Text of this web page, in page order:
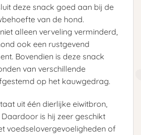
deze snack goed aan bij de
van de hond.
alleen verveling verminderd,
ook een rustgevend
Bovendien is deze snack
van verschillende
op het kauwgedrag.
uit één dierlijke eiwitbron,
is hij zeer geschikt
voedselovergevoeligheden of